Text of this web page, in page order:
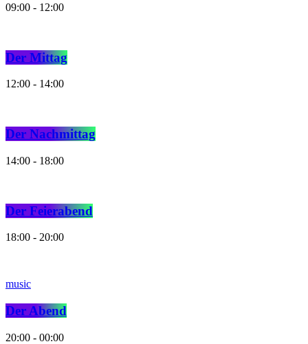
09:00 - 12:00
Der Mittag
12:00 - 14:00
Der Nachmittag
14:00 - 18:00
Der Feierabend
18:00 - 20:00
music
Der Abend
20:00 - 00:00